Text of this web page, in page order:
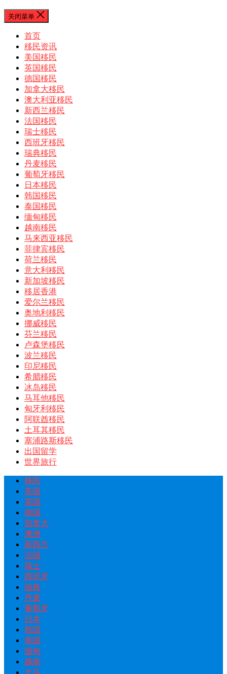
关闭菜单
首页
移民资讯
美国移民
英国移民
德国移民
加拿大移民
澳大利亚移民
新西兰移民
法国移民
瑞士移民
西班牙移民
瑞典移民
丹麦移民
葡萄牙移民
日本移民
韩国移民
泰国移民
缅甸移民
越南移民
马来西亚移民
菲律宾移民
荷兰移民
意大利移民
新加坡移民
移居香港
爱尔兰移民
奥地利移民
挪威移民
芬兰移民
卢森堡移民
波兰移民
印尼移民
希腊移民
冰岛移民
马耳他移民
匈牙利移民
阿联酋移民
土耳其移民
塞浦路斯移民
出国留学
世界旅行
移民
美国
英国
德国
加拿大
澳洲
新西兰
法国
瑞士
西班牙
瑞典
丹麦
葡萄牙
日本
韩国
泰国
缅甸
越南
大马